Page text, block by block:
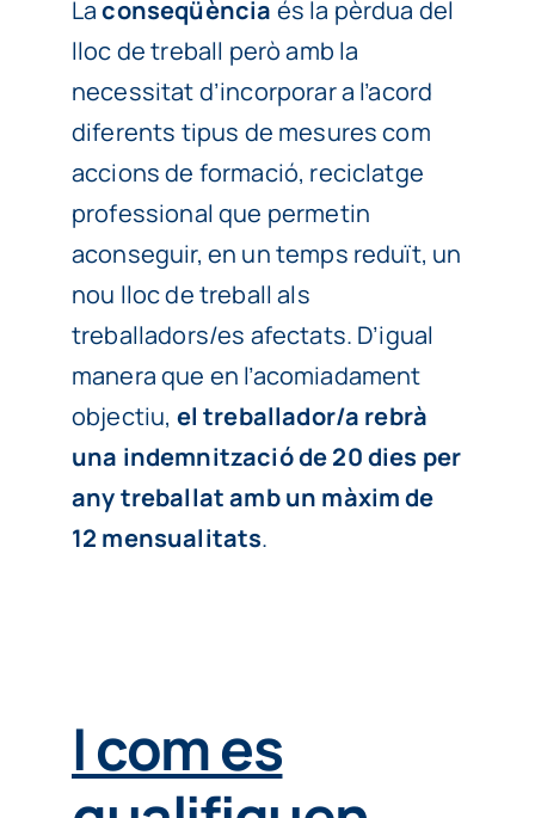
Laconseqüència és la pèrdua del
lloc de treball però amb la
necessitat d’incorporar a l’acord
diferents tipus de mesures com
accions de formació, reciclatge
professional que permetin
aconseguir, en un temps reduït, un
nou lloc de treball als
treballadors/es afectats. D’igual
manera que en l’acomiadament
objectiu, el treballador/a rebrà
una indemnització de 20 dies per
any treballat amb un màxim de
12 mensualitats.
I com es